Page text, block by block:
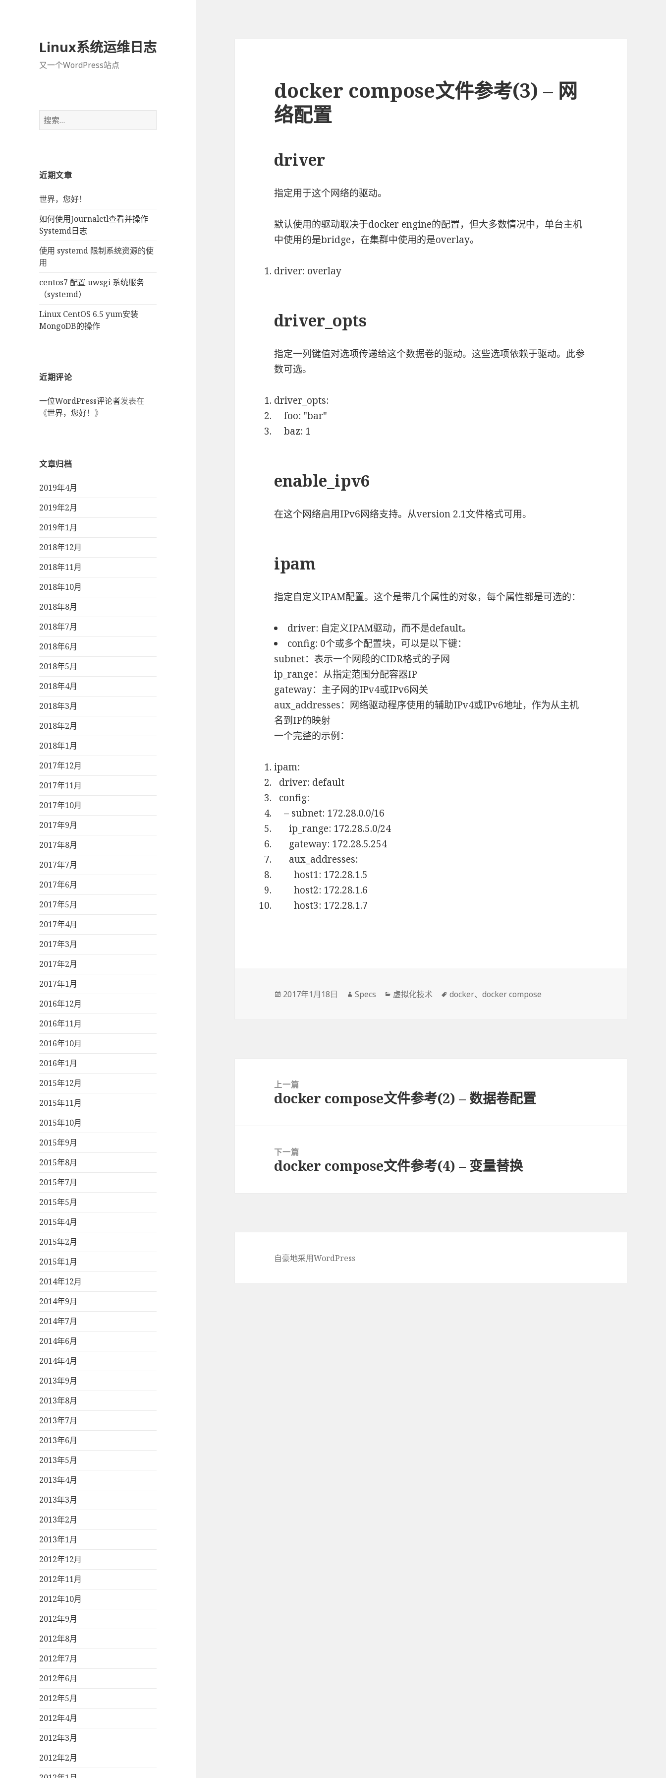
Linux系统运维日志
又一个WordPress站点
搜
索
近期文章
世界，您好！
如何使用Journalctl查看并操作
Systemd日志
使用 systemd 限制系统资源的使
用
centos7 配置 uwsgi 系统服务
（systemd）
Linux CentOS 6.5 yum安装
MongoDB的操作
近期评论
一位WordPress评论者发表在
《世界，您好！》
文章归档
2019年4月
2019年2月
2019年1月
2018年12月
2018年11月
2018年10月
2018年8月
2018年7月
2018年6月
2018年5月
2018年4月
2018年3月
2018年2月
2018年1月
2017年12月
2017年11月
2017年10月
2017年9月
2017年8月
2017年7月
2017年6月
2017年5月
2017年4月
2017年3月
2017年2月
2017年1月
2016年12月
2016年11月
2016年10月
2016年1月
2015年12月
2015年11月
2015年10月
2015年9月
2015年8月
2015年7月
2015年5月
2015年4月
2015年2月
2015年1月
2014年12月
2014年9月
2014年7月
2014年6月
2014年4月
2013年9月
2013年8月
2013年7月
2013年6月
2013年5月
2013年4月
2013年3月
2013年2月
2013年1月
2012年12月
2012年11月
2012年10月
2012年9月
2012年8月
2012年7月
2012年6月
2012年5月
2012年4月
2012年3月
2012年2月
docker compose文件参考(3) – 网
络配置
driver
指定用于这个网络的驱动。
默认使用的驱动取决于docker engine的配置，但大多数情况中，单台主机
中使用的是bridge，在集群中使用的是overlay。
driver: overlay
driver_opts
指定一列键值对选项传递给这个数据卷的驱动。这些选项依赖于驱动。此参
数可选。
driver_opts:
foo: "bar"
baz: 1
enable_ipv6
在这个网络启用IPv6网络支持。从version 2.1文件格式可用。
ipam
指定自定义IPAM配置。这个是带几个属性的对象，每个属性都是可选的：
driver: 自定义IPAM驱动，而不是default。
config: 0个或多个配置块，可以是以下键：
subnet：表示一个网段的CIDR格式的子网
ip_range：从指定范围分配容器IP
gateway：主子网的IPv4或IPv6网关
aux_addresses：网络驱动程序使用的辅助IPv4或IPv6地址，作为从主机
名到IP的映射
一个完整的示例：
ipam:
driver: default
config:
– subnet: 172.28.0.0/16
ip_range: 172.28.5.0/24
gateway: 172.28.5.254
aux_addresses:
host1: 172.28.1.5
host2: 172.28.1.6
host3: 172.28.1.7
发
2017年1月18日
作
Specs
分
虚拟化技术
标
docker、docker compose
上一篇
上
docker compose文件参考(2) – 数据卷配置
下一篇
下
docker compose文件参考(4) – 变量替换
自豪地采用WordPress